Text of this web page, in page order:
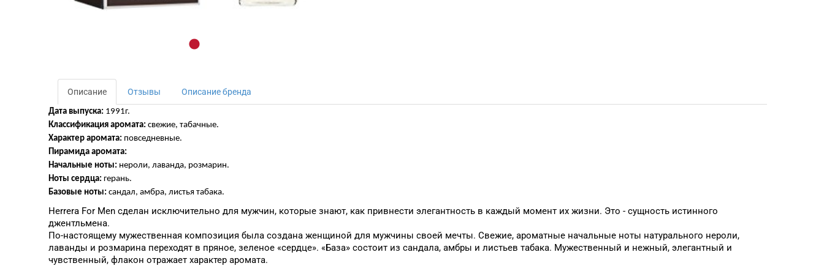
Описание Отзывы Описание бренда
Дата выпуска: 1991г.
Классификация аромата: свежие, табачные.
Характер аромата: повседневные.
Пирамида аромата:
Начальные ноты: нероли, лаванда, розмарин.
Ноты сердца: герань.
Базовые ноты: сандал, амбра, листья табака.
Herrera For Men сделан исключительно для мужчин, которые знают, как привнести элегантность в каждый момент их жизни. Это - сущность истинного
джентльмена.
По-настоящему мужественная композиция была создана женщиной для мужчины своей мечты. Свежие, ароматные начальные ноты натурального нероли,
лаванды и розмарина переходят в пряное, зеленое «сердце». «База» состоит из сандала, амбры и листьев табака. Мужественный и нежный, элегантный и
чувственный, флакон отражает характер аромата.